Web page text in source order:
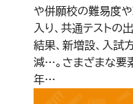
や併願校の難易度
入り、共通テストの
結果、新増設、入試
減…。さまざまな要
年…